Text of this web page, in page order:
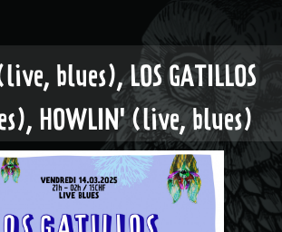
blues), LOS GATILLOS
HOWLIN' (live, blues)